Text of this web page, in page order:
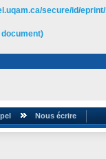
secure/id/
Nous écrire